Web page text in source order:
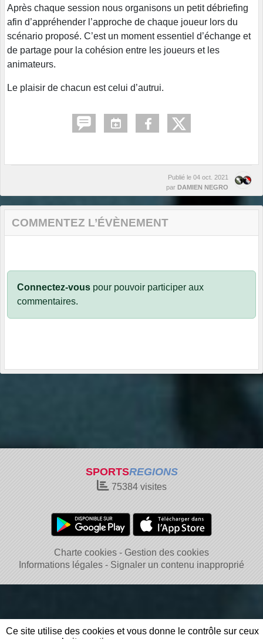
Après chaque session nous organisons un petit débriefing
afin d’appréhender l’approche de chaque joueur lors du
scénario proposé. C’est un moment essentiel d’échange et
de partage pour la cohésion entre les joueurs et les
animateurs.
Le plaisir de chacun est celui d’autrui.
Publié le 04 oct. 2021
par DAMIEN NEGRO
COMMENTEZ L’ÉVÈNEMENT
Connectez-vous pour pouvoir participer aux
commentaires.
SPORTSREGIONS
75384visites
Charte cookies
Gestion des cookies
Informations légales
Signaler un contenu inapproprié
Ce site utilise des cookies et vous donne le contrôle sur ceux